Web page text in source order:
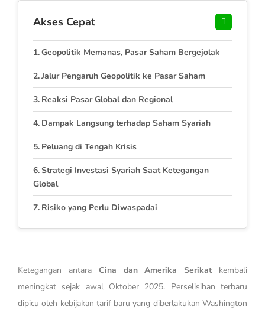
Akses Cepat
Geopolitik Memanas, Pasar Saham Bergejolak
Jalur Pengaruh Geopolitik ke Pasar Saham
Reaksi Pasar Global dan Regional
Dampak Langsung terhadap Saham Syariah
Peluang di Tengah Krisis
Strategi Investasi Syariah Saat Ketegangan
Global
Risiko yang Perlu Diwaspadai
Ketegangan antara Cina dan Amerika Serikatkembali
meningkat sejak awal Oktober 2025. Perselisihan terbaru
dipicu oleh kebijakan tarif baru yang diberlakukan Washington